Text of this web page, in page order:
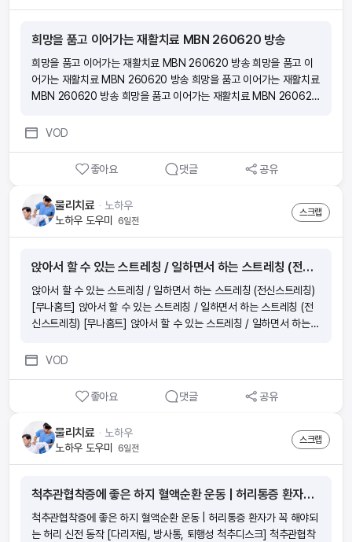
희망을 품고 이어가는 재활치료 MBN 260620 방송
희망을 품고 이어가는 재활치료 MBN 260620 방송 희망을 품고 이
어가는 재활치료 MBN 260620 방송 희망을 품고 이어가는 재활치료
MBN 260620 방송 희망을 품고 이어가는 재활치료 MBN 260620
VOD
좋아요 댓글 공유
물리치료 ᆞ 노하우
노하우 도우미 6일전
스크랩
앉아서 할 수 있는 스트레칭 / 일하면서 하는 스트레칭 (전신스트레칭) [무나홈트]
앉아서 할 수 있는 스트레칭 / 일하면서 하는 스트레칭 (전신스트레칭)
[무나홈트] 앉아서 할 수 있는 스트레칭 / 일하면서 하는 스트레칭 (전
신스트레칭) [무나홈트] 앉아서 할 수 있는 스트레칭 / 일하면서 하는
하면서 하는 스트레칭 (전신스트레칭) [무나홈트]
VOD
좋아요 댓글 공유
물리치료 ᆞ 노하우
노하우 도우미 6일전
스크랩
척추관협착증에 좋은 하지 혈액순환 운동 | 허리통증 환자가 꼭 해야되는 허리 신전 동작 [다리저림, 방사통, 퇴행성 척추디스크]
척추관협착증에 좋은 하지 혈액순환 운동 | 허리통증 환자가 꼭 해야되
는 허리 신전 동작 [다리저림, 방사통, 퇴행성 척추디스크] 척추관협착